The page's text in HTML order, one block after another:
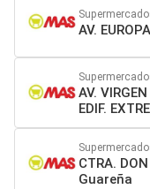
AV.
AV.
EDIF.
Cáceres
CTRA.
Guareña